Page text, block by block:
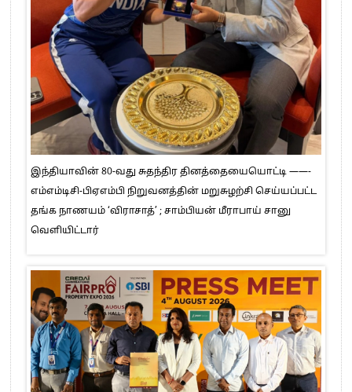
இந்தியாவின் 80-வது சுதந்திர தினத்தையையொட்டி ——-
எம்எம்டிசி-பிஏஎம்பி நிறுவனத்தின் மறுசுழற்சி செய்யப்பட்ட
தங்க நாணயம் ‘விராசாத்’ ; சாம்பியன் மீராபாய் சானு
வெளியிட்டார்